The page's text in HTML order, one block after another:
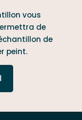
vous
de
de
peint.